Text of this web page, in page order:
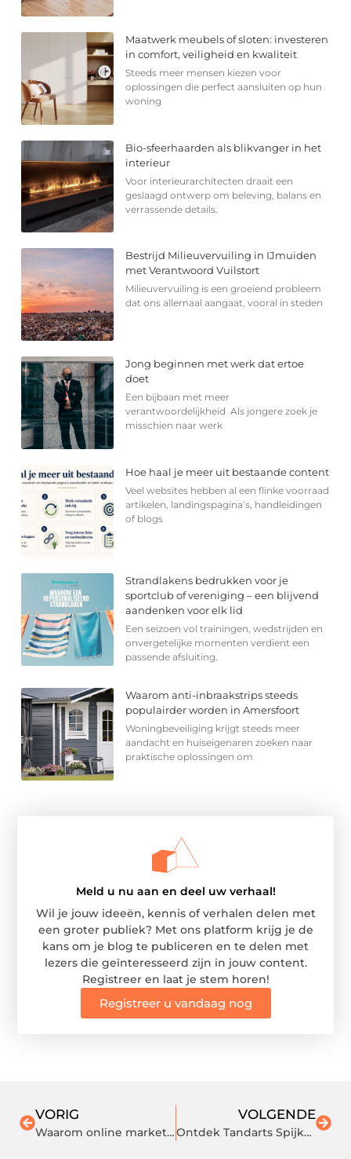
Maatwerk meubels of sloten: investeren
in comfort, veiligheid en kwaliteit
Steeds meer mensen kiezen voor
oplossingen die perfect aansluiten op hun
woning
Bio-sfeerhaarden als blikvanger in het
interieur
Voor interieurarchitecten draait een
geslaagd ontwerp om beleving, balans en
verrassende details.
Bestrijd Milieuvervuiling in IJmuiden
met Verantwoord Vuilstort
Milieuvervuiling is een groeiend probleem
dat ons allemaal aangaat, vooral in steden
Jong beginnen met werk dat ertoe
doet
Een bijbaan met meer
verantwoordelijkheid Als jongere zoek je
misschien naar werk
Hoe haal je meer uit bestaande content
Veel websites hebben al een flinke voorraad
artikelen, landingspagina’s, handleidingen
of blogs
Strandlakens bedrukken voor je
sportclub of vereniging – een blijvend
aandenken voor elk lid
Een seizoen vol trainingen, wedstrijden en
onvergetelijke momenten verdient een
passende afsluiting.
Waarom anti-inbraakstrips steeds
populairder worden in Amersfoort
Woningbeveiliging krijgt steeds meer
aandacht en huiseigenaren zoeken naar
praktische oplossingen om
Meld u nu aan en deel uw verhaal!
Wil je jouw ideeën, kennis of verhalen delen met
een groter publiek? Met ons platform krijg je de
kans om je blog te publiceren en te delen met
lezers die geïnteresseerd zijn in jouw content.
Registreer en laat je stem horen!
Registreer u vandaag nog
VORIG
Waarom online marketing in Tilburg essentieel is voor jouw onderneming
VOLGENDE
Ontdek Tandarts Spijkenisse voor Uw Tandheelkundige Zorg